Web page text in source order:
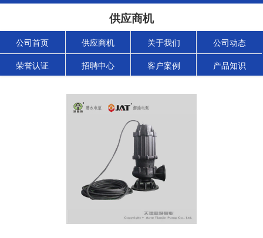
供应商机
公司首页 供应商机 关于我们 公司动态
荣誉认证 招聘中心 客户案例 产品知识